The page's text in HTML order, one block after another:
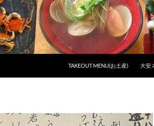
TAKEOUT MENU(お土産)
大安